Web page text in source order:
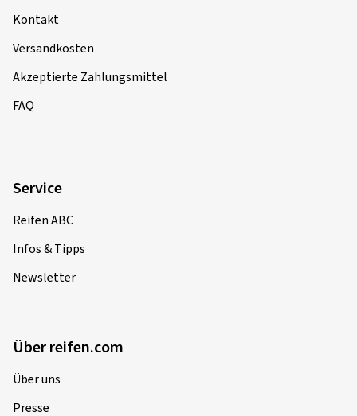
Kontakt
Versandkosten
Akzeptierte Zahlungsmittel
FAQ
Service
Reifen ABC
Infos & Tipps
Newsletter
Über reifen.com
Über uns
Presse